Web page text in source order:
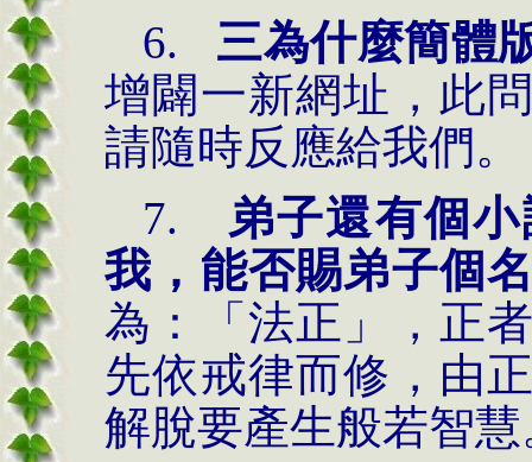
6.
三為什麼簡體
增闢一新網址，此
請隨時反應給我們。
7.
弟子還有個
我，能否賜弟子個
為：「法正」，正
先依戒律而修，由
解脫要產生般若智